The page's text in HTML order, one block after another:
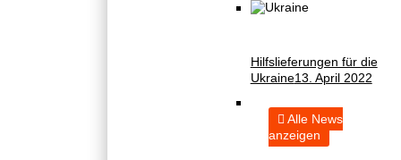
Hilfslieferungen für die
Ukraine13. April 2022
Alle News
anzeigen